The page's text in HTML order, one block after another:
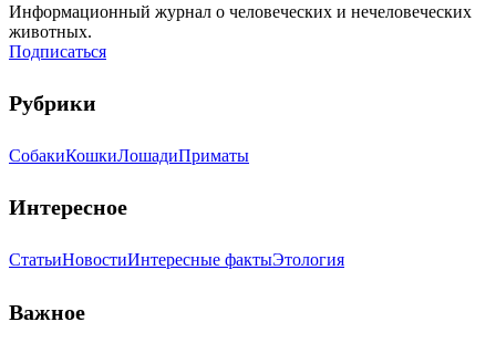
Информационный журнал о человеческих и нечеловеческих
животных.
Подписаться
Рубрики
СобакиКошкиЛошадиПриматы
Интересное
СтатьиНовостиИнтересные фактыЭтология
Важное